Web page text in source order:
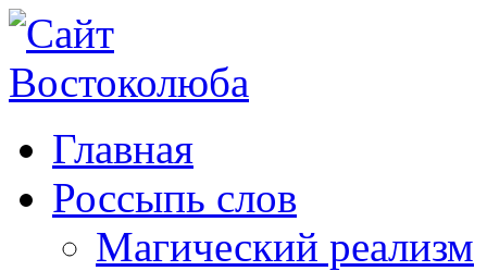
Главная
Россыпь слов
Магический реализм